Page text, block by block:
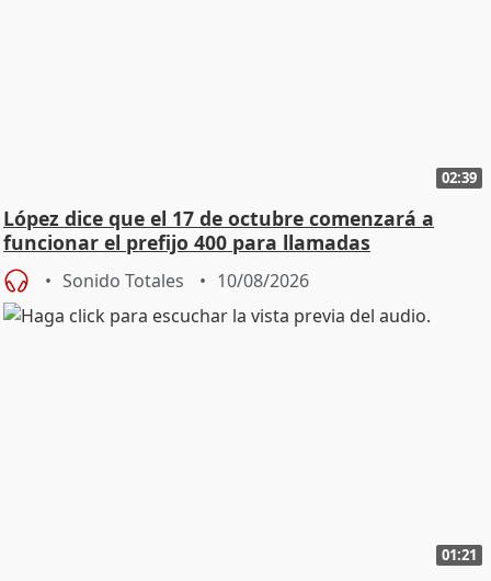
02:39
López dice que el 17 de octubre comenzará a
funcionar el prefijo 400 para llamadas
comerciales
Sonido Totales 10/08/2026
01:21